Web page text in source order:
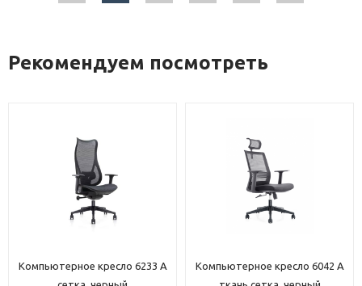
Рекомендуем посмотреть
Компьютерное кресло 6042 A
Компьютерное кресло 6206 A